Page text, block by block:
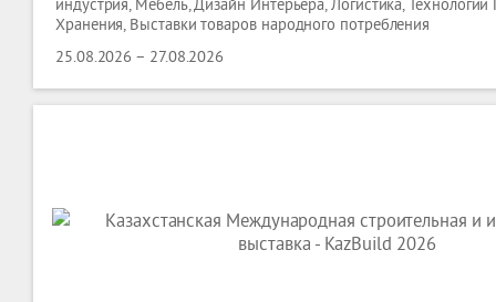
индустрия, Мебель, Дизайн Интерьера, Логистика,
Хранения, Выставки товаров народного потребления
25.08.2026 – 27.08.2026